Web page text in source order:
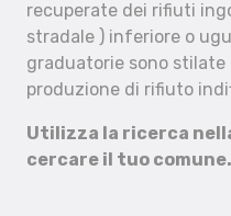
recuperate dei rifiuti
stradale ) inferiore o
graduatorie sono stilate
produzione di rifiuto
Utilizza la ricerca
cercare il tuo comune.